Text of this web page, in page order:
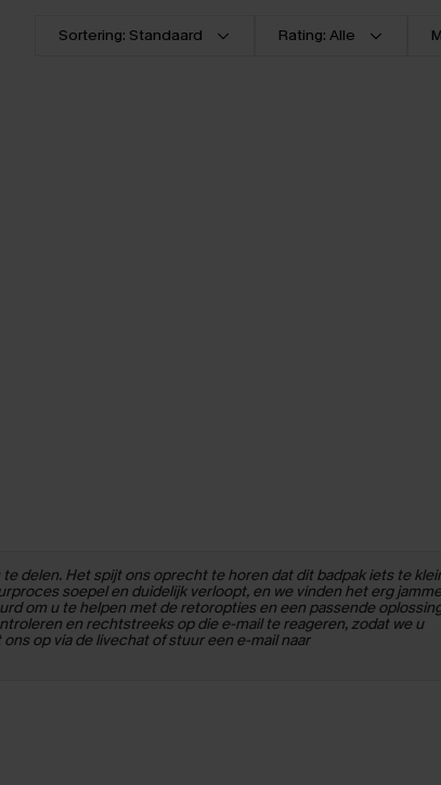
Sortering: Standaard Rating: Alle
delen. Het spijt ons oprecht te horen dat dit badpak iets te
soepel en duidelijk verloopt, en we vinden het erg
om u te helpen met de retoropties en een passende
en rechtstreeks op die e-mail te reageren, zodat we u
op via de livechat of stuur een e-mail naar